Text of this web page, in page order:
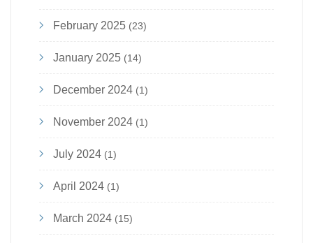
February 2025 (23)
January 2025 (14)
December 2024 (1)
November 2024 (1)
July 2024 (1)
April 2024 (1)
March 2024 (15)